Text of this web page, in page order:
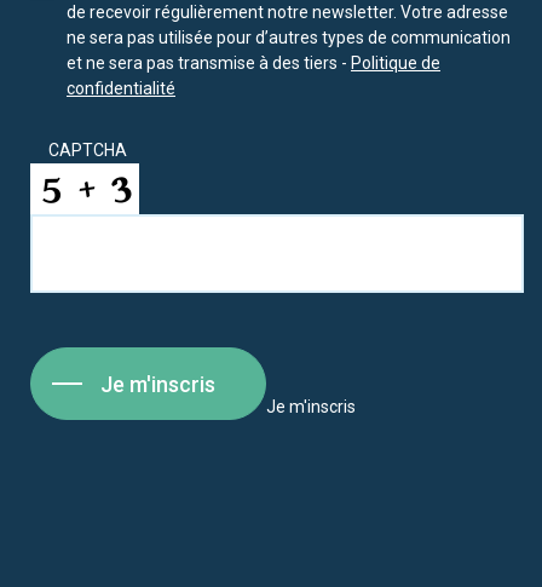
de recevoir régulièrement notre newsletter. Votre adresse
ne sera pas utilisée pour d’autres types de communication
et ne sera pas transmise à des tiers - Politique de
confidentialité
CAPTCHA
Je m'inscris
Je m'inscris